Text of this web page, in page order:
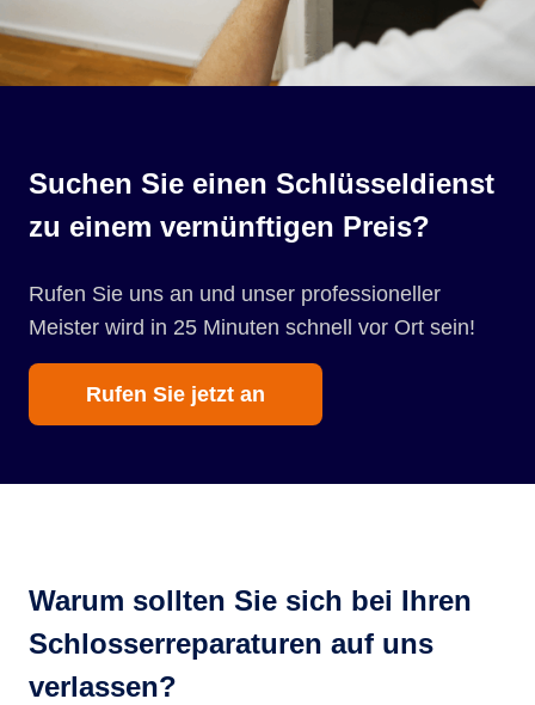
Suchen Sie einen Schlüsseldienst
zu einem vernünftigen Preis?
Rufen Sie uns an und unser professioneller
Meister wird in 25 Minuten schnell vor Ort sein!
Rufen Sie jetzt an
Warum sollten Sie sich bei Ihren
Schlosserreparaturen auf uns
verlassen?